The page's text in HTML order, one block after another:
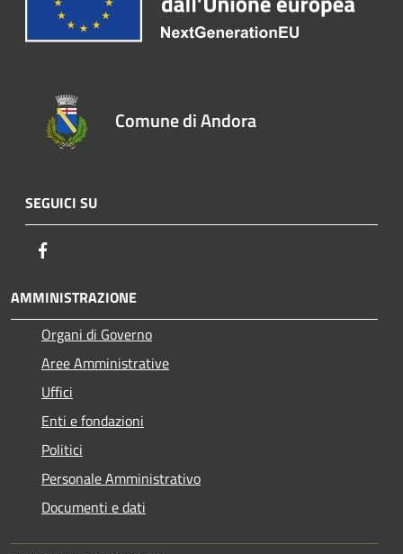
Comune di Andora
SEGUICI SU
AMMINISTRAZIONE
Organi di Governo
Aree Amministrative
Uffici
Enti e fondazioni
Politici
Personale Amministrativo
Documenti e dati